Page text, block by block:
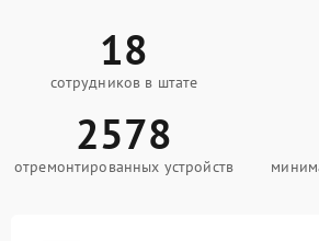
18
сотрудников в штате
2578
отремонтированных устройств